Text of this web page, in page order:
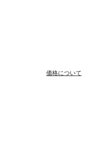
価格について